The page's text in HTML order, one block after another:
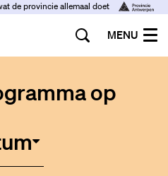
de provincie allemaal doet
MENU
op